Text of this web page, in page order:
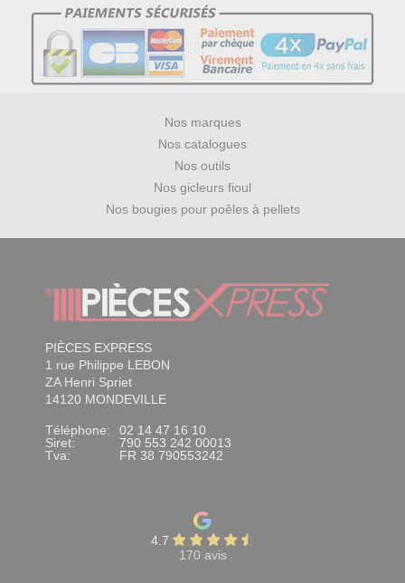
Nos marques
Nos catalogues
Nos outils
Nos gicleurs fioul
Nos bougies pour poêles à pellets
PIÈCES EXPRESS
1 rue Philippe LEBON
ZA Henri Spriet
14120 MONDEVILLE
Téléphone:
02 14 47 16 10
Siret:
790 553 242 00013
Tva:
FR 38 790553242
4.7
170 avis